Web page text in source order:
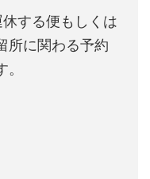
する便もしくは
所に関わる予約